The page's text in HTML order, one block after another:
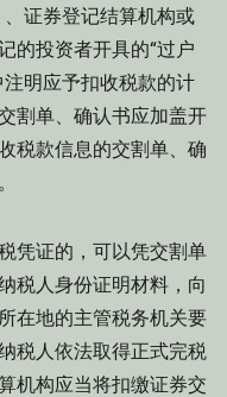
证券登记结算机构或
的投资者开具的“过户
明应予扣收税款的计
割单、确认书应加盖开
税款信息的交割单、确
证的，可以凭交割单
税人身份证明材料，向
在地的主管税务机关要
税人依法取得正式完税
机构应当将扣缴证券交